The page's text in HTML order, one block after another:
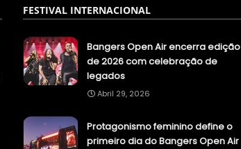
FESTIVAL INTERNACIONAL
Bangers Open Air encerra edição
de 2026 com celebração de
legados
Abril 29, 2026
Protagonismo feminino define o
primeiro dia do Bangers Open Air